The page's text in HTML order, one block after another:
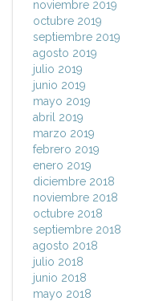
noviembre 2019
octubre 2019
septiembre 2019
agosto 2019
julio 2019
junio 2019
mayo 2019
abril 2019
marzo 2019
febrero 2019
enero 2019
diciembre 2018
noviembre 2018
octubre 2018
septiembre 2018
agosto 2018
julio 2018
junio 2018
mayo 2018